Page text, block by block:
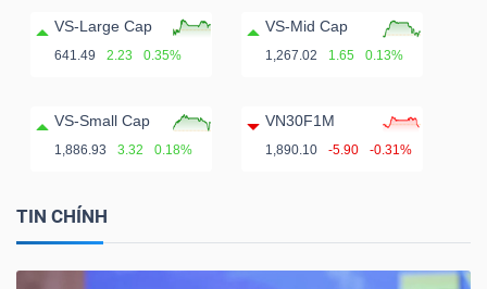
VS-Large Cap
641.49 2.23 0.35%
VS-Mid Cap
1,267.02 1.65 0.13%
VS-Small Cap
1,886.93 3.32 0.18%
VN30F1M
1,890.10 -5.90 -0.31%
TIN CHÍNH